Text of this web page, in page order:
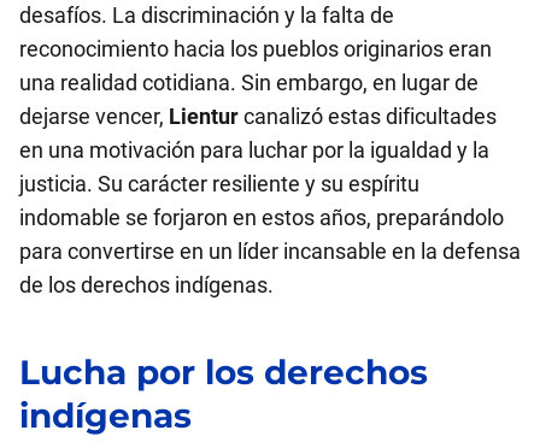
desafíos. La discriminación y la falta de
reconocimiento hacia los pueblos originarios eran
una realidad cotidiana. Sin embargo, en lugar de
dejarse vencer, Lienturcanalizó estas dificultades
en una motivación para luchar por la igualdad y la
justicia. Su carácter resiliente y su espíritu
indomable se forjaron en estos años, preparándolo
para convertirse en un líder incansable en la defensa
de los derechos indígenas.
Lucha por los derechos
indígenas